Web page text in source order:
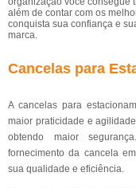
além de contar com os
conquista sua confiança e
marca.
Cancelas para
A cancelas para
maior praticidade e
obtendo maior
fornecimento da cancela
sua qualidade e eficiência.